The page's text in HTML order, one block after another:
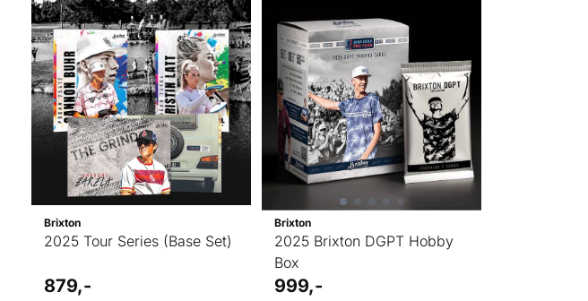
Brixton
2025 Tour Series (Base Set)
879,-
Brixton
2025 Brixton DGPT Hobby
Box
999,-